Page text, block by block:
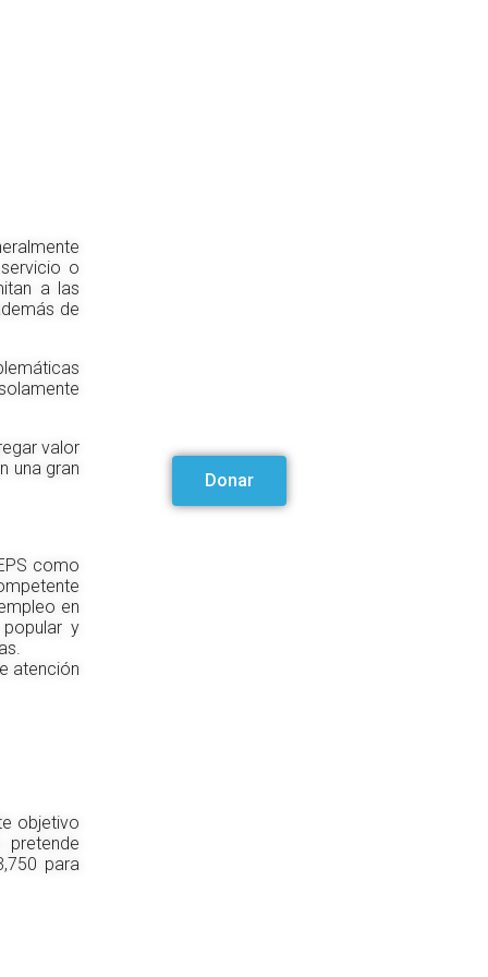
o
a las
de
valor
una gran
como
en
y
atención
objetivo
para
Donar